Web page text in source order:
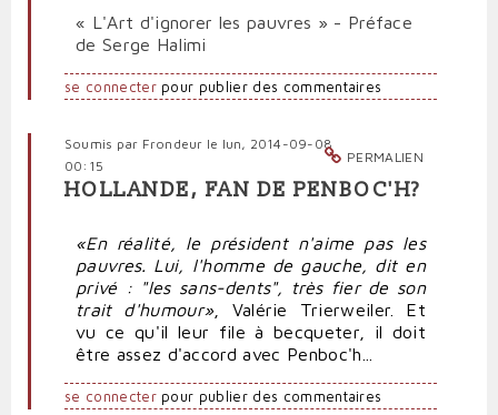
« L'Art d'ignorer les pauvres » - Préface
de Serge Halimi
se connecterpour publier des commentaires
PERMALIEN
Soumis par Frondeur le lun, 2014-09-08
00:15
HOLLANDE, FAN DE PENBOC'H?
«En réalité, le président n'aime pas les
pauvres. Lui, l'homme de gauche, dit en
privé : "les sans-dents", très fier de son
trait d'humour», Valérie Trierweiler. Et
vu ce qu'il leur file à becqueter, il doit
être assez d'accord avec Penboc'h...
se connecterpour publier des commentaires